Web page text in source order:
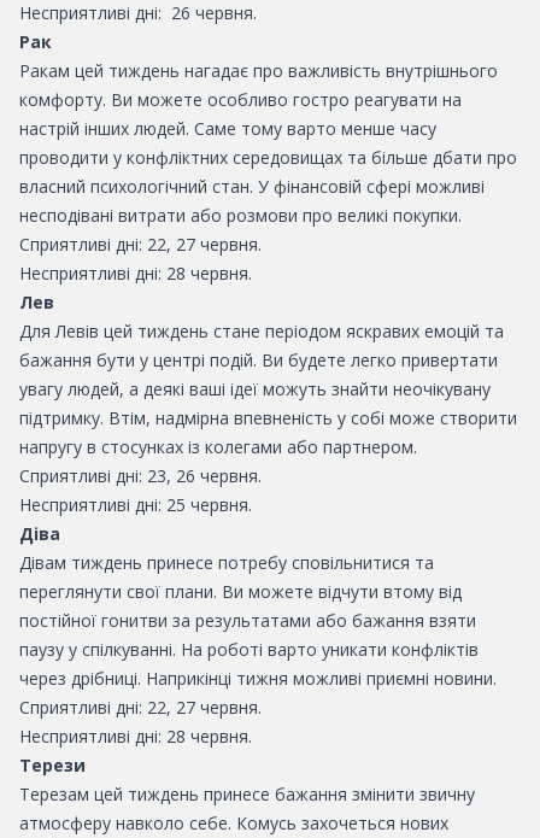
Несприятливі дні: 26 червня.
Рак
Ракам цей тиждень нагадає про важливість внутрішнього
комфорту. Ви можете особливо гостро реагувати на
настрій інших людей. Саме тому варто менше часу
проводити у конфліктних середовищах та більше дбати про
власний психологічний стан. У фінансовій сфері можливі
несподівані витрати або розмови про великі покупки.
Сприятливі дні: 22, 27 червня.
Несприятливі дні: 28 червня.
Лев
Для Левів цей тиждень стане періодом яскравих емоцій та
бажання бути у центрі подій. Ви будете легко привертати
увагу людей, а деякі ваші ідеї можуть знайти неочікувану
підтримку. Втім, надмірна впевненість у собі може створити
напругу в стосунках із колегами або партнером.
Сприятливі дні: 23, 26 червня.
Несприятливі дні: 25 червня.
Діва
Дівам тиждень принесе потребу сповільнитися та
переглянути свої плани. Ви можете відчути втому від
постійної гонитви за результатами або бажання взяти
паузу у спілкуванні. На роботі варто уникати конфліктів
через дрібниці. Наприкінці тижня можливі приємні новини.
Сприятливі дні: 22, 27 червня.
Несприятливі дні: 28 червня.
Терези
Терезам цей тиждень принесе бажання змінити звичну
атмосферу навколо себе. Комусь захочеться нових